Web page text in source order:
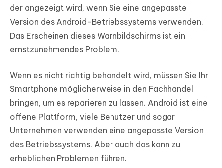
der angezeigt wird, wenn Sie eine angepasste
Version des Android-Betriebssystems verwenden.
Das Erscheinen dieses Warnbildschirms ist ein
ernstzunehmendes Problem.
Wenn es nicht richtig behandelt wird, müssen Sie Ihr
Smartphone möglicherweise in den Fachhandel
bringen, um es reparieren zu lassen. Android ist eine
offene Plattform, viele Benutzer und sogar
Unternehmen verwenden eine angepasste Version
des Betriebssystems. Aber auch das kann zu
erheblichen Problemen führen.